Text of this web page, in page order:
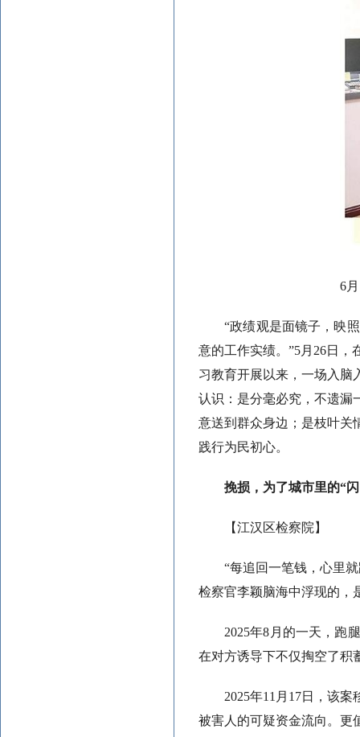
6
“政绩观是面镜子，映
意的工作实绩。”5月26日
习教育开展以来，一场入脑
认识：是分毫必究，不遗漏
意送到群众身边；是枝叶
践行为民初心。
挽损，为了城市里的“
【江汉区检察院】
“每追回一笔钱，心里
检察官李颖脑海中浮现的，
2025年8月的一天，跑
在对方诱导下不仅掏空了积
2025年11月17日，该
被害人的可疑资金流向。更